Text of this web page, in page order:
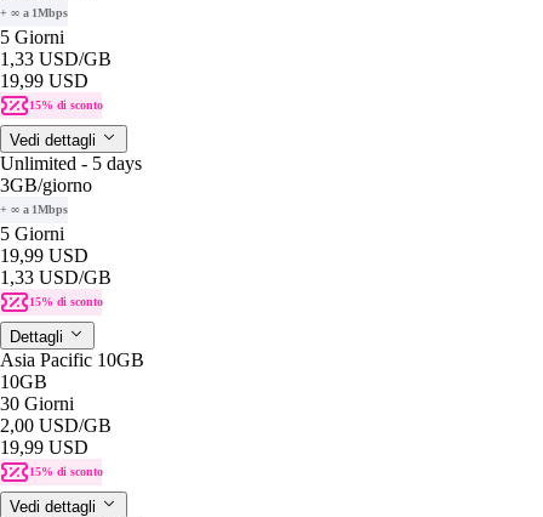
+ ∞ a 1Mbps
5 Giorni
1,33 USD/GB
19,99 USD
15% di sconto
Vedi dettagli
Unlimited - 5 days
3GB/giorno
+ ∞ a 1Mbps
5 Giorni
19,99 USD
1,33 USD/GB
15% di sconto
Dettagli
Asia Pacific 10GB
10GB
30 Giorni
2,00 USD/GB
19,99 USD
15% di sconto
Vedi dettagli